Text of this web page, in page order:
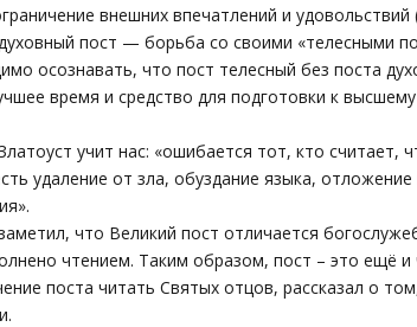
внешних впечатлений и
пост — борьба со своими «телесными
осознавать, что пост телесный без поста
время и средство для подготовки к
учит нас: «ошибается тот, кто считает,
удаление от зла, обуздание языка,
что Великий пост отличается
чтением. Таким образом, пост – это ещё
поста читать Святых отцов, рассказал о